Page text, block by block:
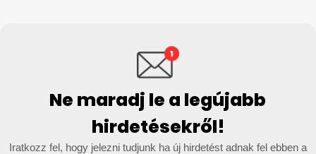
Ne maradj le a legújabb
hirdetésekről!
Iratkozz fel, hogy jelezni tudjunk ha új hirdetést adnak fel ebben a